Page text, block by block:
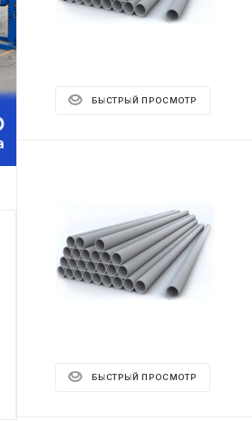
БЫСТРЫЙ ПРОСМОТР
БЫСТРЫЙ ПРОСМОТР